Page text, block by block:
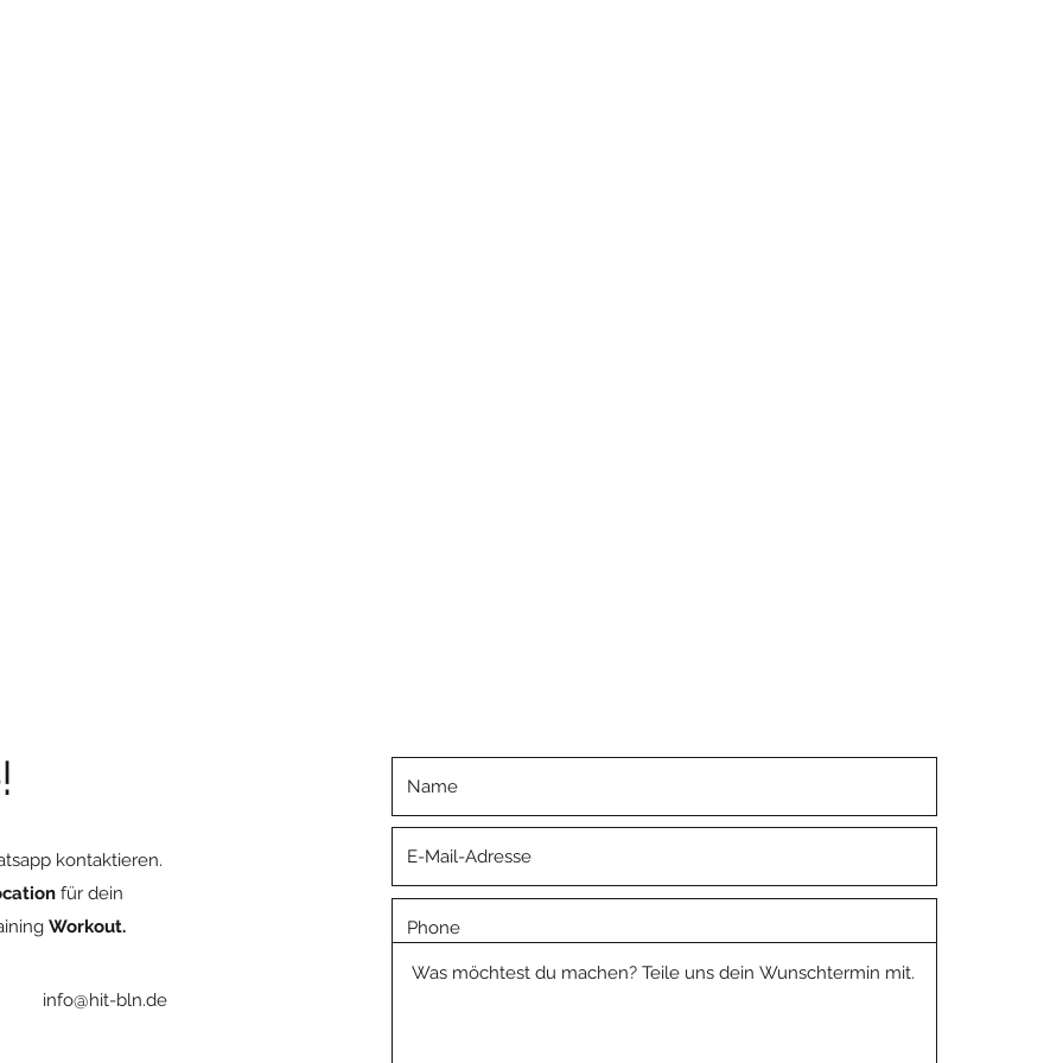
kontaktieren.
für dein
Workout.
info@hit-bln.de